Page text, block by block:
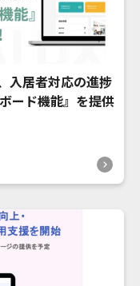
入居者対応の進捗
ード機能』を提供